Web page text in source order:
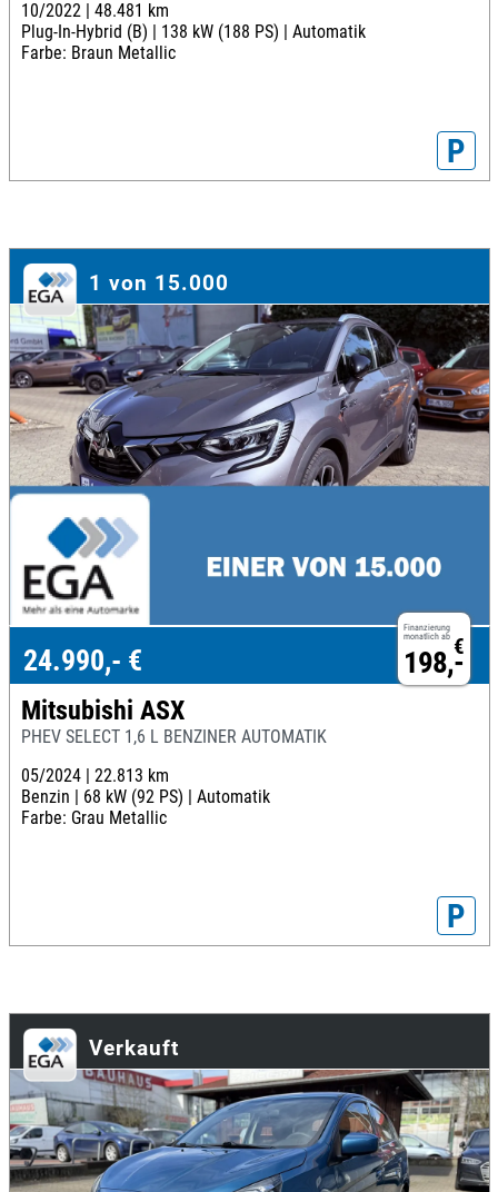
10/2022 | 48.481 km
Plug-In-Hybrid (B) | 138 kW (188 PS) | Automatik
Farbe: Braun Metallic
P
1 von 15.000
Finanzierung
monatlich ab €
198,-
24.990,- €
Mitsubishi ASX
PHEV SELECT 1,6 L BENZINER AUTOMATIK
05/2024 | 22.813 km
Benzin | 68 kW (92 PS) | Automatik
Farbe: Grau Metallic
P
Verkauft